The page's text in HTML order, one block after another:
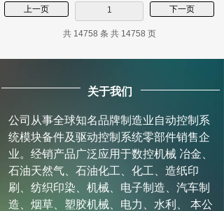
上一页 1 下一页
共 14758 条 共 14758 页
关于我们
公司从事全球知名品牌制造业自动控制系
统模块备件及驱动控制系统零部件销售企
业。经销产品广泛应用于数控机械 冶金、
石油天然气、石油化工、化工、造纸印
刷、纺织印染、机械、电子制造、汽车制
造、烟草、塑胶机械、电力、水利、 本公